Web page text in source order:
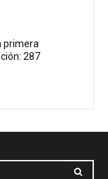
primera
287